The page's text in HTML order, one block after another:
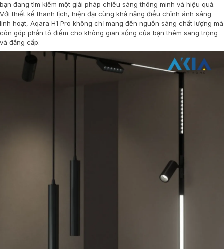
bạn đang tìm kiếm một giải pháp chiếu sáng thông minh và hiệu quả.
Với thiết kế thanh lịch, hiện đại cùng khả năng điều chỉnh ánh sáng
linh hoạt, Aqara H1 Pro không chỉ mang đến nguồn sáng chất lượng mà
còn góp phần tô điểm cho không gian sống của bạn thêm sang trọng
và đẳng cấp.